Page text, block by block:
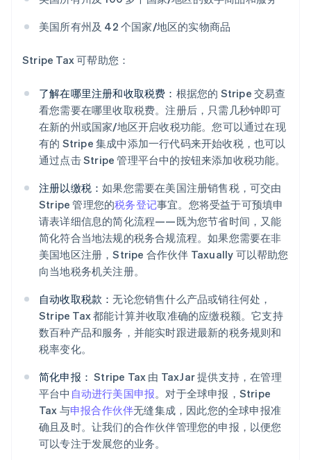
美国所有州及 42 个国家/地区的实物商品
Stripe Tax 可帮助您：
了解在哪里注册和收取税费： 根据您的 Stripe 交易查
看您需要在哪里收取税费。注册后，只需几秒钟即可
在新的州或国家/地区开启收税功能。您可以通过在现
有的 Stripe 集成中添加一行代码来开始收税，也可以
通过点击 Stripe 管理平台中的按钮来添加收税功能。
注册以缴税：如果您需要在美国注册销售税，可交由
Stripe 管理您的税务登记事宜。您将受益于可预填申
请表详细信息的简化流程——既为您节省时间，又能
简化符合当地法规的税务合规流程。如果您需要在非
美国地区注册，Stripe 合作伙伴 Taxually 可以帮助您
向当地税务机关注册。
自动收取税款：无论您销售什么产品或销往何处，
Stripe Tax 都能计算并收取准确的应缴税额。它支持
数百种产品和服务，并能实时跟进最新的税务规则和
税率变化。
简化申报： Stripe Tax 由 TaxJar 提供支持，在管理
平台中 自动进行美国申报。对于全球申报，Stripe
Tax 与申报合作伙伴无缝集成，因此您的全球申报准
确且及时。让我们的合作伙伴管理您的申报，以便您
可以专注于发展您的业务。
阿联酋
English
爱尔兰
爱沙尼亚
English
奥地利
Deutsch English
澳大利亚
English